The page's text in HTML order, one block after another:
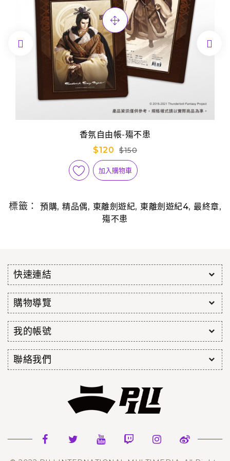
香氛自由帳-殤不患
$120
$150
加入購物車
 
標籤： 預購, 精品偶, 東離劍遊紀, 東離劍遊紀4, 最終章,
殤不患
快速連結
購物導覽
我的帳號
聯絡我們